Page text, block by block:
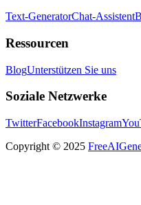
Text-GeneratorChat-Assistent
Ressourcen
BlogUnterstützen Sie uns
Soziale Netzwerke
TwitterFacebookInstagram
Copyright © 2025